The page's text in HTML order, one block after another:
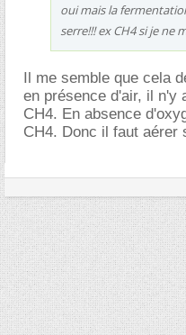
oui mais la
serre!!! ex CH4 si je ne
Il me semble que cela
en présence d'air, il n'y
CH4. En absence
CH4. Donc il faut aérer